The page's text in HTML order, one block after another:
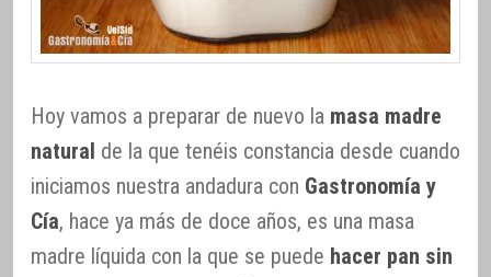
Hoy vamos a preparar de nuevo la masa madre
natural de la que tenéis constancia desde cuando
iniciamos nuestra andadura con Gastronomía y
Cía, hace ya más de doce años, es una masa
madre líquida con la que se puede hacer pan sin